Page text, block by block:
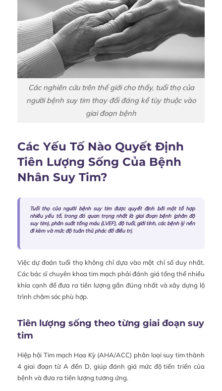
Các nghiên cứu trên thế giới cho thấy, tuổi thọ của
người bệnh suy tim thay đổi đáng kể tùy thuộc vào
giai đoạn bệnh
Các Yếu Tố Nào Quyết Định
Tiên Lượng Sống Của Bệnh
Nhân Suy Tim?
Tuổi thọ của người bệnh suy tim được quyết định bởi một tổ hợp
nhiều yếu tố, trong đó quan trọng nhất là giai đoạn bệnh (phân độ
suy tim), phân suất tống máu (LVEF), độ tuổi, giới tính, các bệnh lý nền
đi kèm và mức độ tuân thủ phác đồ điều trị.
Việc dự đoán tuổi thọ không chỉ dựa vào một chỉ số duy nhất.
Các bác sĩ chuyên khoa tim mạch phải đánh giá tổng thể nhiều
khía cạnh để đưa ra tiên lượng gần đúng nhất và xây dựng lộ
trình chăm sóc phù hợp.
Tiên lượng sống theo từng giai đoạn suy
tim
Hiệp hội Tim mạch Hoa Kỳ (AHA/ACC) phân loại suy tim thành
4 giai đoạn từ A đến D, giúp đánh giá mức độ tiến triển của
bệnh và đưa ra tiên lượng tương ứng.